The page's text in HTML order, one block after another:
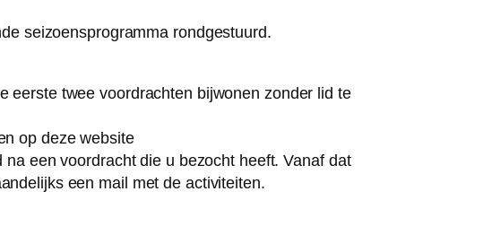
seizoensprogramma rondgestuurd.
eerste twee voordrachten bijwonen zonder lid te
op deze website
na een voordracht die u bezocht heeft. Vanaf dat
een mail met de activiteiten.